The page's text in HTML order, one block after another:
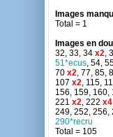
Images
Total = 1
Images en
32, 33, 34 x2,
51*ecus, 54,
70 x2, 77, 85,
107 x2, 115,
156, 159, 160,
221 x2, 222 x4
249, 252, 256,
290*recru
Total = 105